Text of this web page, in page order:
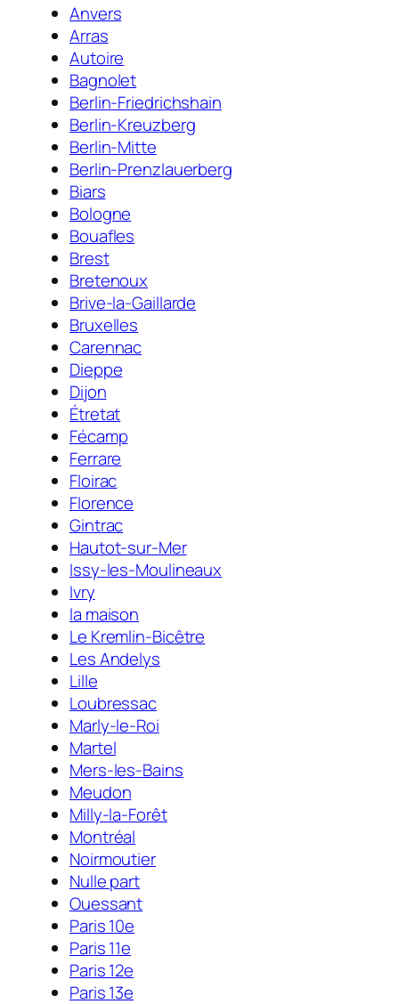
Anvers
Arras
Autoire
Bagnolet
Berlin-Friedrichshain
Berlin-Kreuzberg
Berlin-Mitte
Berlin-Prenzlauerberg
Biars
Bologne
Bouafles
Brest
Bretenoux
Brive-la-Gaillarde
Bruxelles
Carennac
Dieppe
Dijon
Étretat
Fécamp
Ferrare
Floirac
Florence
Gintrac
Hautot-sur-Mer
Issy-les-Moulineaux
Ivry
la maison
Le Kremlin-Bicêtre
Les Andelys
Lille
Loubressac
Marly-le-Roi
Martel
Mers-les-Bains
Meudon
Milly-la-Forêt
Montréal
Noirmoutier
Nulle part
Ouessant
Paris 10e
Paris 11e
Paris 12e
Paris 13e